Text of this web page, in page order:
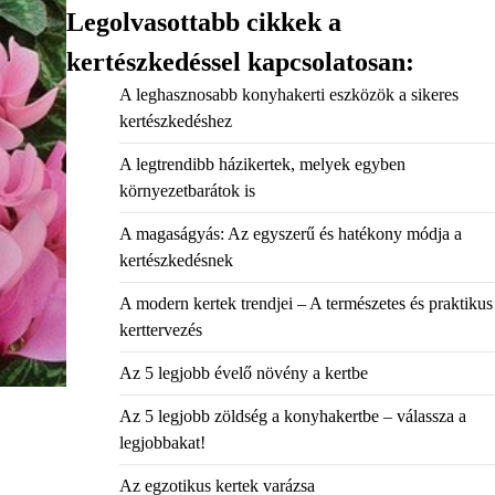
Legolvasottabb cikkek a
kertészkedéssel kapcsolatosan:
A leghasznosabb konyhakerti eszközök a sikeres
kertészkedéshez
A legtrendibb házikertek, melyek egyben
környezetbarátok is
A magaságyás: Az egyszerű és hatékony módja a
kertészkedésnek
A modern kertek trendjei – A természetes és praktikus
kerttervezés
Az 5 legjobb évelő növény a kertbe
Az 5 legjobb zöldség a konyhakertbe – válassza a
legjobbakat!
Az egzotikus kertek varázsa